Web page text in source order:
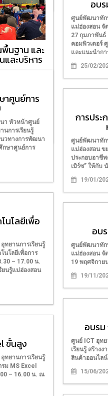
นฐาน และ
ละบริหาร
ชุมชน
นรู้ ICT
าศูนย์การ
นา หัวหน้าศูนย์
นการเรียนรู้
วทางการพัฒนา
กษาศูนย์การ
อบ
ศูนย์พัฒนาทัก
แม่ฮ่องสอน จั
27 กุมภาพันธ์
คอมพิวเตอร์
และแนะนำก
25/02/
นโลยีเพื่อ
ทยานการเรียนรู้
นโลยีเพื่อการ
– 17.00 น.
ยนรู้แม่ฮ่องสอน
การปร
ศูนย์พัฒนาทัก
แม่ฮ่องสอน ข
ประกอบอาชี
เมิร์ซ” ให้กับ
19/01/
ขั้นสูง
ทยานการเรียนรู้
ม MS Excel
– 16.00 น. ณ
อบ
ศูนย์พัฒนาทัก
แม่ฮ่องสอน จั
19 พฤศจิกาย
19/11/
อบรม
ศูนย์ ICT อุทย
เรียนรู้ สร้าง
สินค้าออนไล
15/06/